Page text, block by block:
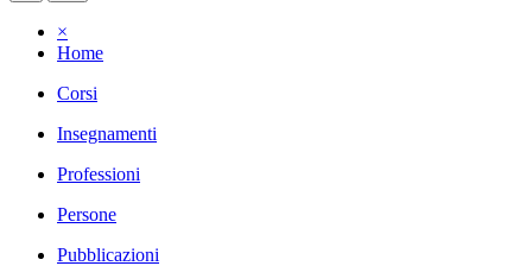
×
Home
Corsi
Insegnamenti
Professioni
Persone
Pubblicazioni